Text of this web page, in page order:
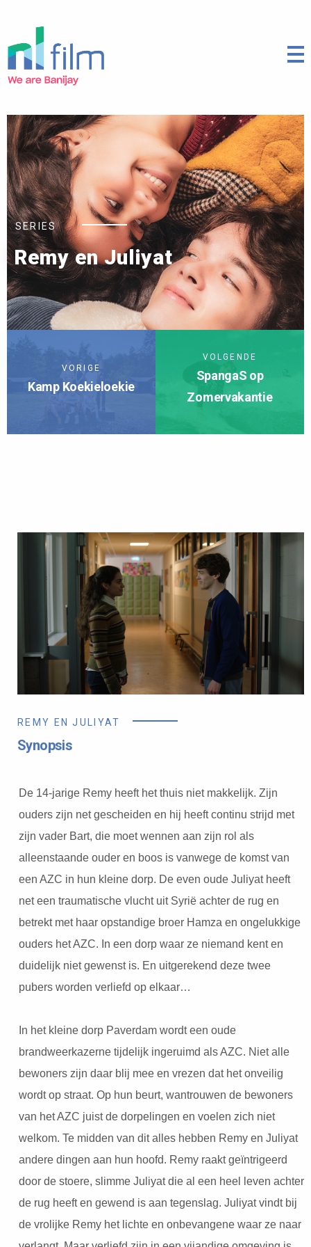
SERIES
Remy en Juliyat
VORIGE
Kamp Koekieloekie
VOLGENDE
SpangaS op
Zomervakantie
REMY EN JULIYAT
Synopsis
De 14-jarige Remy heeft het thuis niet makkelijk. Zijn
ouders zijn net gescheiden en hij heeft continu strijd met
zijn vader Bart, die moet wennen aan zijn rol als
alleenstaande ouder en boos is vanwege de komst van
een AZC in hun kleine dorp. De even oude Juliyat heeft
net een traumatische vlucht uit Syrië achter de rug en
betrekt met haar opstandige broer Hamza en ongelukkige
ouders het AZC. In een dorp waar ze niemand kent en
duidelijk niet gewenst is. En uitgerekend deze twee
pubers worden verliefd op elkaar…
In het kleine dorp Paverdam wordt een oude
brandweerkazerne tijdelijk ingeruimd als AZC. Niet alle
bewoners zijn daar blij mee en vrezen dat het onveilig
wordt op straat. Op hun beurt, wantrouwen de bewoners
van het AZC juist de dorpelingen en voelen zich niet
welkom. Te midden van dit alles hebben Remy en Juliyat
andere dingen aan hun hoofd. Remy raakt geïntrigeerd
door de stoere, slimme Juliyat die al een heel leven achter
de rug heeft en gewend is aan tegenslag. Juliyat vindt bij
de vrolijke Remy het lichte en onbevangene waar ze naar